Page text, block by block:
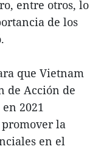
entre otros, lo
de los
que Vietnam
de Acción de
2021
la
en el